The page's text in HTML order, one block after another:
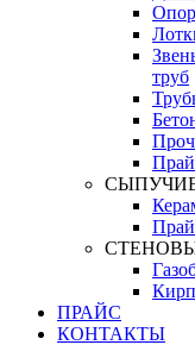
труб
ПРАЙС
КОНТАКТЫ